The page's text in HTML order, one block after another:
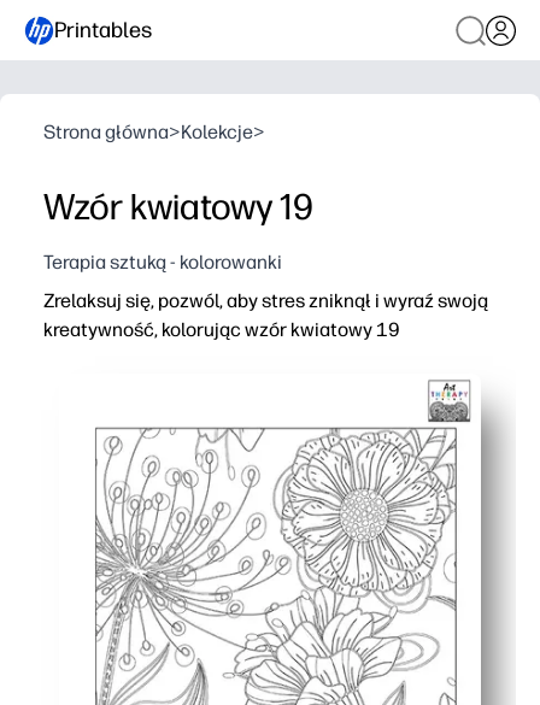
Printables
Strona główna>Kolekcje>
Wzór kwiatowy 19
Terapia sztuką - kolorowanki
Zrelaksuj się, pozwól, aby stres zniknął i wyraź swoją
kreatywność, kolorując wzór kwiatowy 19
Po prostu drukuj i pokoloruj - zero przygotowań i bez
Skomplikowane kwiaty zwiększają koncentrację i
Buduje precyzyjną kontrolę motoryczną, umiejętności
Przedruk w razie potrzeby dla różnych palet - idealny